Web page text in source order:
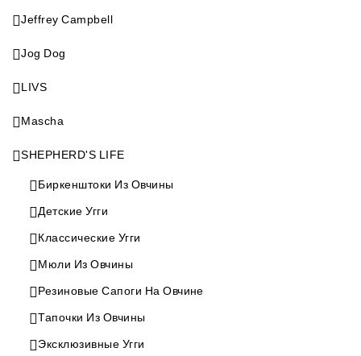
Jeffrey Campbell
Jog Dog
LIVS
Mascha
SHEPHERD'S LIFE
Биркенштоки Из Овчины
Детские Угги
Классические Угги
Мюли Из Овчины
Резиновые Сапоги На Овчине
Тапочки Из Овчины
Эксклюзивные Угги